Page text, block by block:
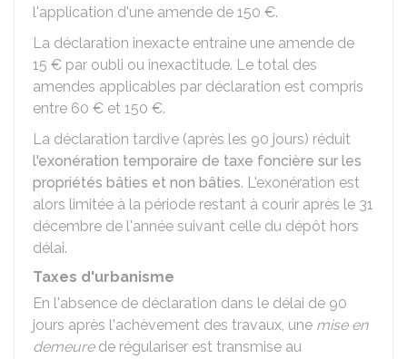
l'application d'une amende de 150 €.
La déclaration inexacte entraine une amende de
15 € par oubli ou inexactitude. Le total des
amendes applicables par déclaration est compris
entre 60 € et 150 €.
La déclaration tardive (après les 90 jours) réduit
l'exonération temporaire de taxe foncière sur les
propriétés bâties et non bâties. L'exonération est
alors limitée à la période restant à courir après le 31
décembre de l'année suivant celle du dépôt hors
délai.
Taxes d'urbanisme
En l'absence de déclaration dans le délai de 90
jours après l'achèvement des travaux, une mise en
demeurede régulariser est transmise au